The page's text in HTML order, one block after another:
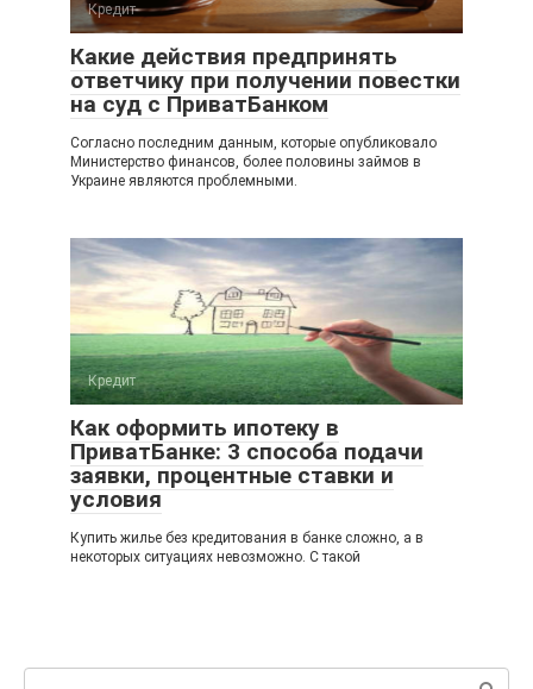
Кредит
Какие действия предпринять
ответчику при получении повестки
на суд с ПриватБанком
Согласно последним данным, которые опубликовало
Министерство финансов, более половины займов в
Украине являются проблемными.
Кредит
Как оформить ипотеку в
ПриватБанке: 3 способа подачи
заявки, процентные ставки и
условия
Купить жилье без кредитования в банке сложно, а в
некоторых ситуациях невозможно. С такой
Поиск: